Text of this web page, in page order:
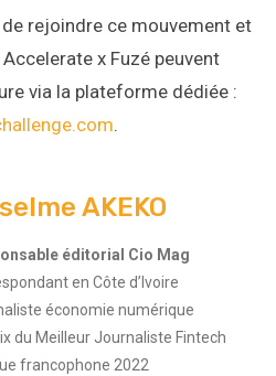
rejoindre ce mouvement et
x Fuzé peuvent
via la plateforme dédiée :
.
AKEKO
éditorial Cio Mag
en Côte d’Ivoire
économie numérique
du Meilleur Journaliste Fintech
francophone 2022